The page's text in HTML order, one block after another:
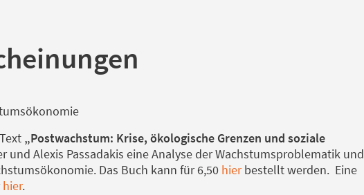
„Postwachstum: Krise, ökologische Grenzen und soziale
und Alexis Passadakis eine Analyse der Wachstumsproblematik und
Das Buch kann für 6,50 hierbestellt werden. Eine
hier.